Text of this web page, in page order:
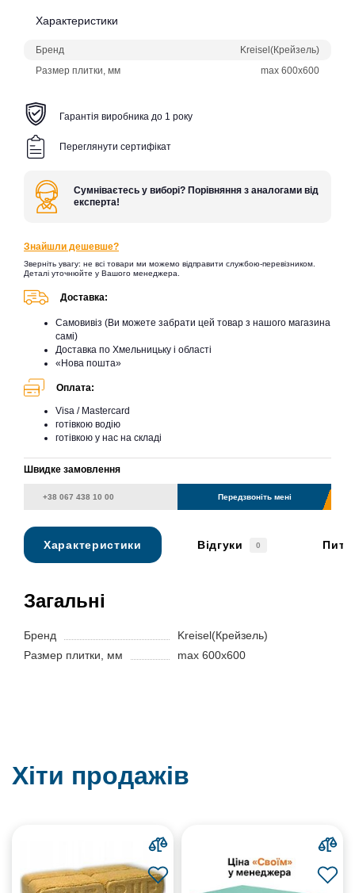
Характеристики
Бренд
Kreisel(Крейзель)
Размер плитки, мм
max 600x600
Гарантія виробника до 1 року
Переглянути сертифікат
Сумніваєтесь у виборі? Порівняння з аналогами від
експерта!
Знайшли дешевше?
Зверніть увагу: не всі товари ми можемо відправити службою-перевізником.
Деталі уточнюйте у Вашого менеджера.
Доставка:
Самовивіз (Ви можете забрати цей товар з нашого магазина
самі)
Доставка по Хмельницьку і області
«Нова пошта»
Оплата:
Visa / Mastercard
готівкою водію
готівкою у нас на складі
Швидке замовлення
Передзвоніть мені
Характеристики Відгуки 0
Загальні
Бренд
Kreisel(Крейзель)
Размер плитки, мм
max 600x600
Хіти продажів